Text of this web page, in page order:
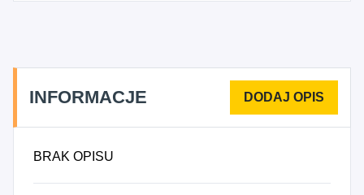
INFORMACJE
BRAK OPISU